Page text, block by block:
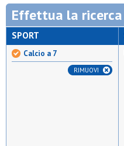
Effettua la ricerca
SPORT
Calcio a 7
RIMUOVI